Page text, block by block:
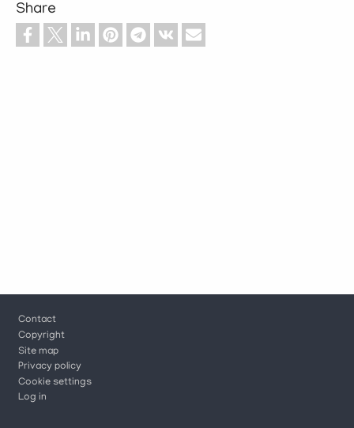
Share
Footer
Contact
Copyright
Site map
Privacy policy
Cookie settings
Log in